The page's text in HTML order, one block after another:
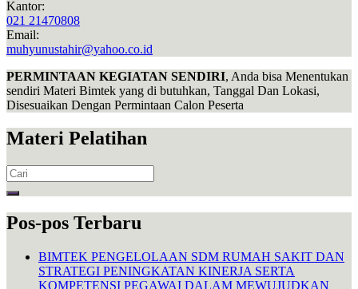
Kantor:
021 21470808
Email:
muhyunustahir@yahoo.co.id
PERMINTAAN KEGIATAN SENDIRI, Anda bisa Menentukan
sendiri Materi Bimtek yang di butuhkan, Tanggal Dan Lokasi,
Disesuaikan Dengan Permintaan Calon Peserta
Materi Pelatihan
Search
for:
Pos-pos Terbaru
BIMTEK PENGELOLAAN SDM RUMAH SAKIT DAN
STRATEGI PENINGKATAN KINERJA SERTA
KOMPETENSI PEGAWAI DALAM MEWUJUDKAN